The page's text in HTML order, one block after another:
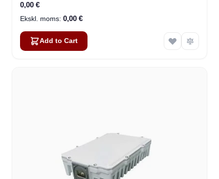
0,00 €
0,00 €
Add to Cart